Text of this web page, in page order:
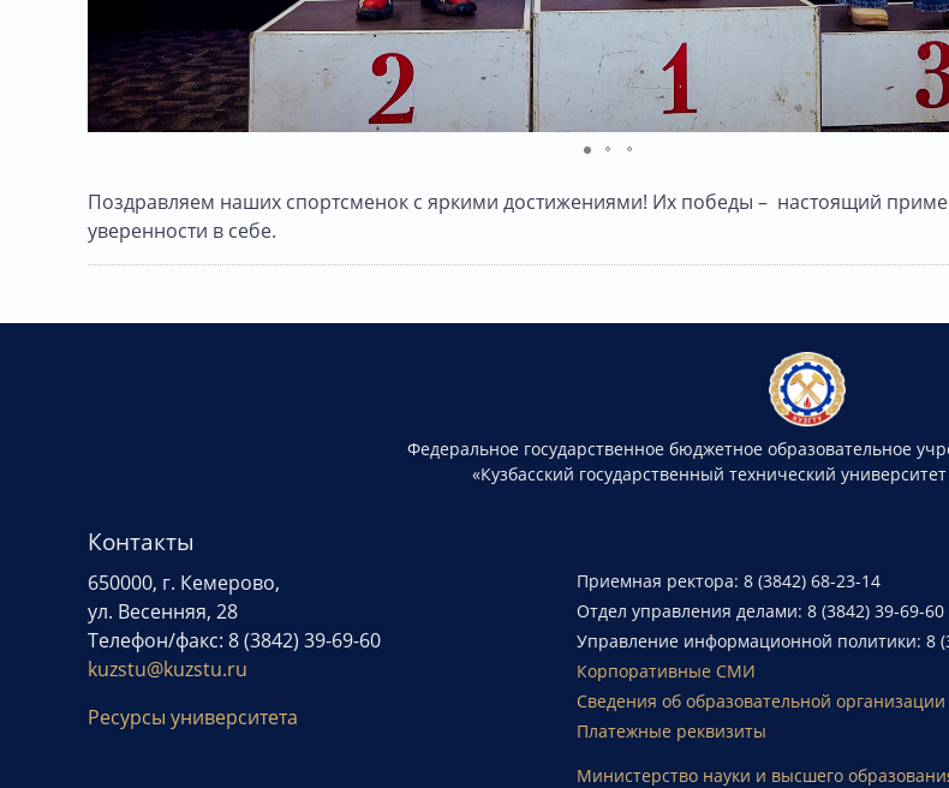
Поздравляем наших спортсменок с яркими достижениями! Их победы – настоящий
уверенности в себе.
Федеральное государственное бюджетное образовательное
«Кузбасский государственный технический
Контакты
650000, г. Кемерово,
ул. Весенняя, 28
Телефон/факс: 8 (3842) 39-69-60
kuzstu@kuzstu.ru
Ресурсы университета
Приемная ректора: 8 (3842) 68-23-14
Отдел управления делами: 8 (3842) 39-69-60
Управление информационной политики: 8
Корпоративные СМИ
Сведения об образовательной организации
Платежные реквизиты
Министерство науки и высшего